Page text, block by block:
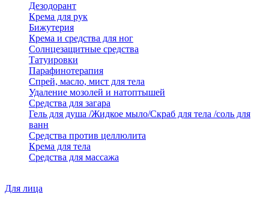
Дезодорант
Крема для рук
Бижутерия
Крема и средства для ног
Солнцезащитные средства
Татуировки
Парафинотерапия
Спрей, масло, мист для тела
Удаление мозолей и натоптышей
Средства для загара
Гель для душа /Жидкое мыло/Скраб для тела /соль для
ванн
Средства против целлюлита
Крема для тела
Средства для массажа
Для лица